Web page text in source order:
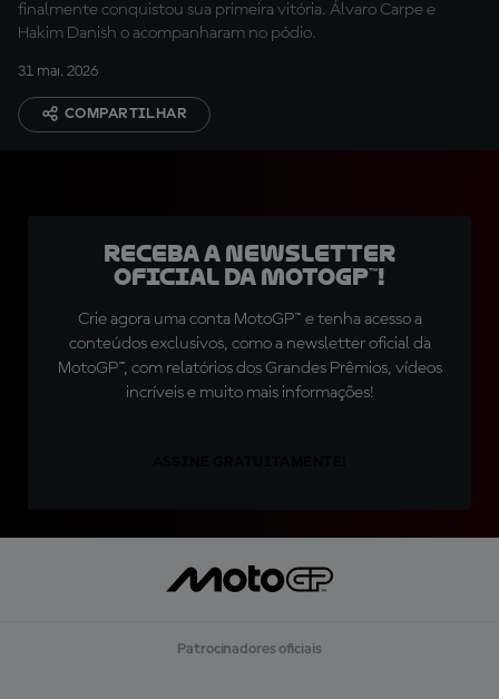
finalmente conquistou sua primeira vitória. Álvaro Carpe e
Hakim Danish o acompanharam no pódio.
31 mai. 2026
COMPARTILHAR
Receba a newsletter
oficial da MotoGP™!
Crie agora uma conta MotoGP™ e tenha acesso a
conteúdos exclusivos, como a newsletter oficial da
MotoGP™, com relatórios dos Grandes Prêmios, vídeos
incríveis e muito mais informações!
Patrocinadores oficiais